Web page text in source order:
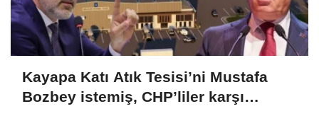
Kayapa Katı Atık Tesisi’ni Mustafa
Bozbey istemiş, CHP’liler karşı